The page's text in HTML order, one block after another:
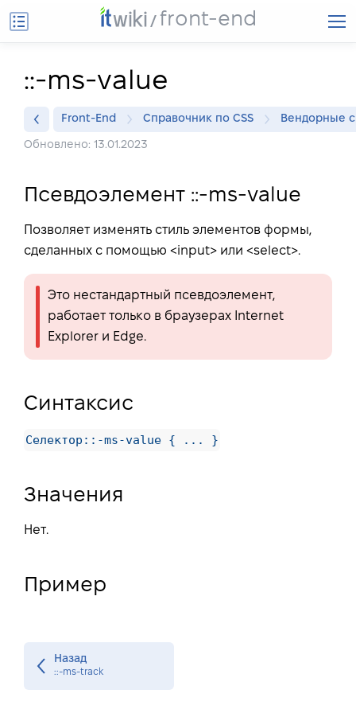
front-end
::-ms-value
Front-End Справочник по CSS Вендорные
Обновлено: 13.01.2023
Псевдоэлемент ::-ms-value
Позволяет изменять стиль элементов формы,
сделанных с помощью <input> или <select>.
Это нестандартный псевдоэлемент,
работает только в браузерах Internet
Explorer и Edge.
Синтаксис
Селектор::-ms-value { ... }
Значения
Нет.
Пример
Назад
::-ms-track